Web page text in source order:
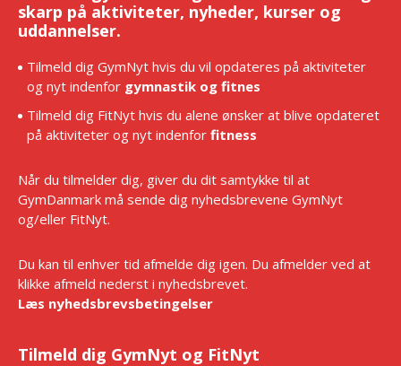
skarp på aktiviteter, nyheder, kurser og
uddannelser.
Tilmeld dig GymNyt hvis du vil opdateres på aktiviteter
og nyt indenfor gymnastik og fitnes
Tilmeld dig FitNyt hvis du alene ønsker at blive opdateret
på aktiviteter og nyt indenfor fitness
Når du tilmelder dig, giver du dit samtykke til at
GymDanmark må sende dig nyhedsbrevene GymNyt
og/eller FitNyt.
Du kan til enhver tid afmelde dig igen. Du afmelder ved at
klikke afmeld nederst i nyhedsbrevet.
Læs nyhedsbrevsbetingelser
Tilmeld dig GymNyt og FitNyt